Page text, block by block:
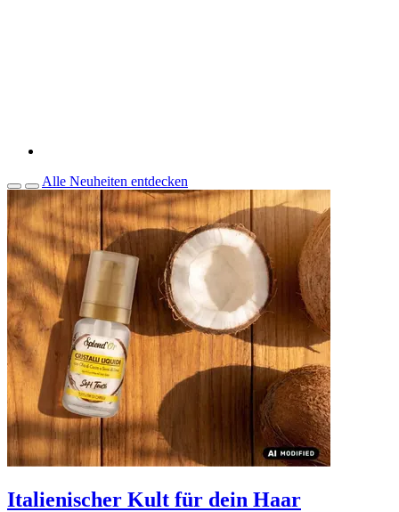
Alle Neuheiten entdecken
Italienischer Kult für dein Haar